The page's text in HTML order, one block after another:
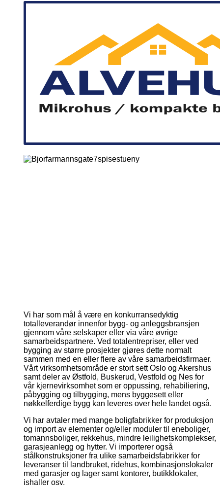
Vi har som mål å være en konkurransedyktig
totalleverandør innenfor bygg- og anleggsbransjen
gjennom våre selskaper eller via våre øvrige
samarbeidspartnere. Ved totalentrepriser, eller ved
bygging av større prosjekter gjøres dette normalt
sammen med en eller flere av våre samarbeidsfirmaer.
Vårt virksomhetsområde er stort sett Oslo og Akershus
samt deler av Østfold, Buskerud, Vestfold og Nes for
vår kjernevirksomhet som er oppussing, rehabiliering,
påbygging og tilbygging, mens byggesett eller
nøkkelferdige bygg kan leveres over hele landet også.
Vi har avtaler med mange boligfabrikker for produksjon
og import av elementer og/eller moduler til eneboliger,
tomannsboliger, rekkehus, mindre leilighetskomplekser,
garasjeanlegg og hytter. Vi importerer også
stålkonstruksjoner fra ulike samarbeidsfabrikker for
leveranser til landbruket, ridehus, kombinasjonslokaler
med garasjer og lager samt kontorer, butikklokaler,
ishaller osv.